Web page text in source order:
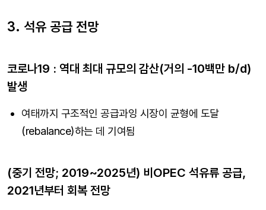
3. 석유 공급 전망
코로나19 : 역대 최대 규모의 감산(거의 -10백만 b/d)
발생
여태까지 구조적인 공급과잉 시장이 균형에 도달
(rebalance)하는 데 기여됨
(중기 전망; 2019~2025년) 비OPEC 석유류 공급,
2021년부터 회복 전망